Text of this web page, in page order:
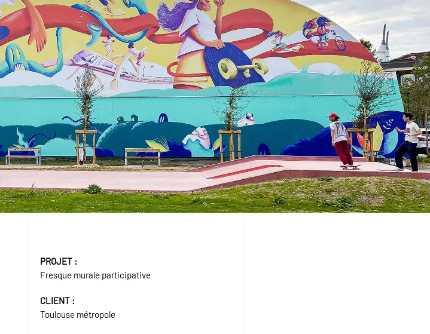
PROJET :
Fresque murale participative
CLIENT :
Toulouse métropole